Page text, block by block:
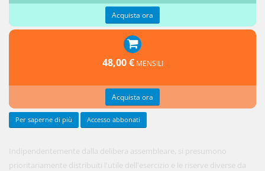
Indipendentemente dalla delibera assembleare, si presumono
prioritariamente distribuiti l'utile dell'esercizio e le riserve diverse da
Acquista ora
48,00 € MENSILI
Acquista ora
Per saperne di più Accesso abbonati